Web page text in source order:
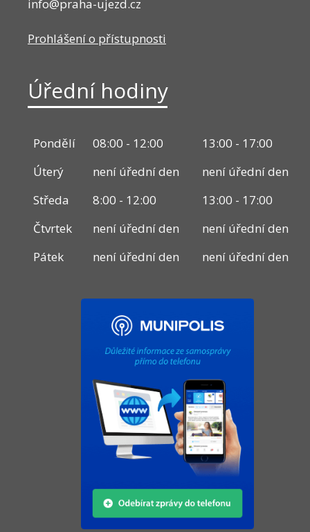
info@praha-ujezd.cz
Prohlášení o přístupnosti
Úřední hodiny
Pondělí 08:00 - 12:00
13:00 - 17:00
Úterý
není úřední den
není úřední den
Středa
8:00 - 12:00
13:00 - 17:00
Čtvrtek
není úřední den
není úřední den
Pátek
není úřední den není úřední den